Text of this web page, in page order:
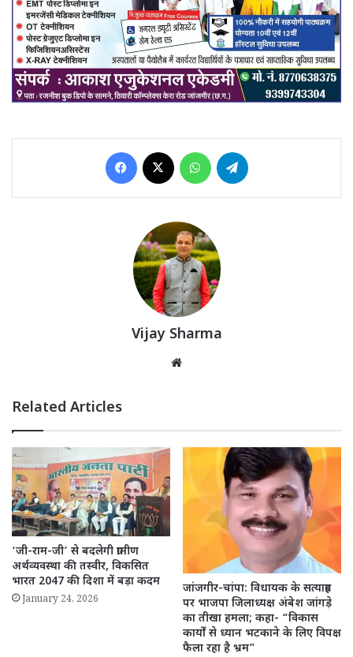
Facebook WhatsApp
Vijay Sharma
Related Articles
‘जी-राम-जी’ से बदलेगी ग्रामीण
अर्थव्यवस्था की तस्वीर, विकसित
भारत 2047 की दिशा में बड़ा कदम
January 24, 2026
जांजगीर-चांपा: विधायक के सत्याग्रह
पर भाजपा जिलाध्यक्ष अंबेश जांगड़े
का तीखा हमला; कहा- “विकास
कार्यों से ध्यान भटकाने के लिए विपक्ष
फैला रहा है भ्रम”